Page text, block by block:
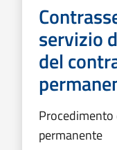
servizio
del
permanente